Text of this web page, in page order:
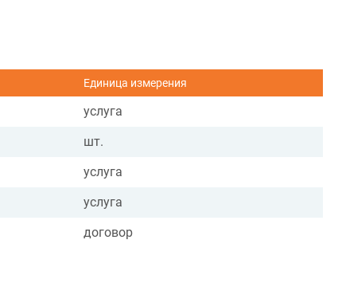
Единица измерения
услуга
шт.
услуга
услуга
договор